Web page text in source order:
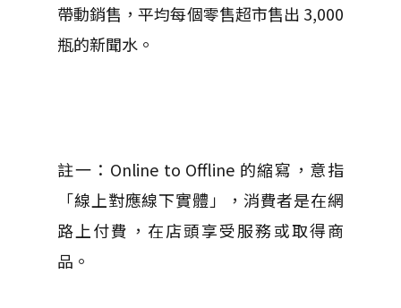
帶動銷售，平均每個零售超市售出 3,000
瓶的新聞水。
註一：Online to Offline 的縮寫，意指
「線上對應線下實體」，消費者是在網
路上付費，在店頭享受服務或取得商
品。